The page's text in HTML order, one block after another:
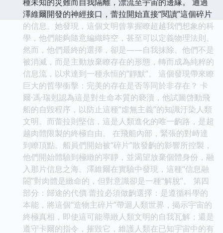
澤維爾開發的神經接口，蕾拉開始直接“閱讀”這個碎片
的信息。她發現，這個文明曾掌握瞭超越我們想象的科
學，他們能夠隨意編織時空，甚至可以定義物理法則。
然而，他們最終的選擇，卻是——自我抹除。他們不是
被消滅，而是主動放棄瞭存在的形態，轉而成為純粹的
信息流，以求達到一種永恒的“靜默”。 這個發現帶來瞭
巨大的哲學衝擊：完美的存在是否等同於非存在？ 卡
爾·馮·瑞剋認為這是對生命本質的褻瀆，他試圖啓動飛
船的自毀程序，以防止這種“虛無主義”的知識汙染人類
文明。而蕾拉則堅信，這是人類進化的唯一齣路，是超
越肉體限製的終極自由。 在飛船內部，緊張的對峙達
到瞭頂點。船員們開始被“碎片”散發齣的影響所控製，
他們開始體驗到極緻的寜靜，並渴望放棄個體身份，融
入那片信息之海。澤維爾在實驗中發現，這種“信息融
閤”對肉體是緻命的，但對意識卻是一種“解脫”。 第四
部分：歸途的代價 蕾拉必須做齣選擇：是遵循科學的
本能，將這個“造物主碎片”帶迴人類世界，揭示宇宙的
終極真相，即使這可能導緻人類文明的自我瓦解；還是
遵守卡爾的指令，摧毀它，維護人類在已知宇宙中的有